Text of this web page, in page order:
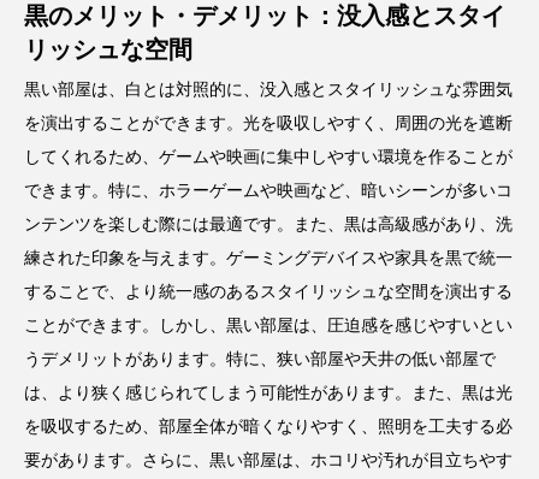
黒のメリット・デメリット：没入感とスタイ
リッシュな空間
黒い部屋は、白とは対照的に、没入感とスタイリッシュな雰囲気
を演出することができます。光を吸収しやすく、周囲の光を遮断
してくれるため、ゲームや映画に集中しやすい環境を作ることが
できます。特に、ホラーゲームや映画など、暗いシーンが多いコ
ンテンツを楽しむ際には最適です。また、黒は高級感があり、洗
練された印象を与えます。ゲーミングデバイスや家具を黒で統一
することで、より統一感のあるスタイリッシュな空間を演出する
ことができます。しかし、黒い部屋は、圧迫感を感じやすいとい
うデメリットがあります。特に、狭い部屋や天井の低い部屋で
は、より狭く感じられてしまう可能性があります。また、黒は光
を吸収するため、部屋全体が暗くなりやすく、照明を工夫する必
要があります。さらに、黒い部屋は、ホコリや汚れが目立ちやす